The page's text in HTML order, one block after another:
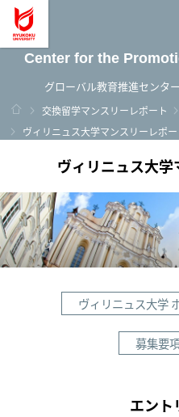
Center for the
グローバル教育推進センタ
ホーム
交換留学マンスリーレポート
ヴィリニュス大学マンスリーレポー
ヴィリニュス大
ヴィリニュス大学
募集要
エント